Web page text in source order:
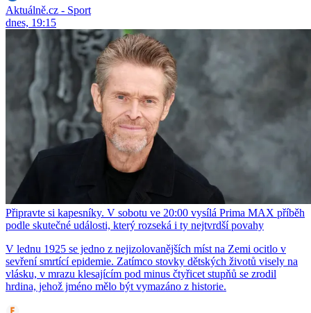
Aktuálně.cz - Sport
dnes, 19:15
Připravte si kapesníky. V sobotu ve 20:00 vysílá Prima MAX příběh
podle skutečné události, který rozseká i ty nejtvrdší povahy
V lednu 1925 se jedno z nejizolovanějších míst na Zemi ocitlo v
sevření smrtící epidemie. Zatímco stovky dětských životů visely na
vlásku, v mrazu klesajícím pod minus čtyřicet stupňů se zrodil
hrdina, jehož jméno mělo být vymazáno z historie.